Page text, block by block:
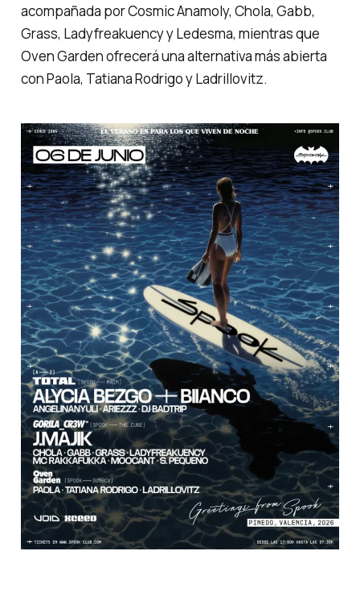
acompañada por Cosmic Anamoly, Chola, Gabb,
Grass, Ladyfreakuency y Ledesma, mientras que
Oven Garden ofrecerá una alternativa más abierta
con Paola, Tatiana Rodrigo y Ladrillovitz.